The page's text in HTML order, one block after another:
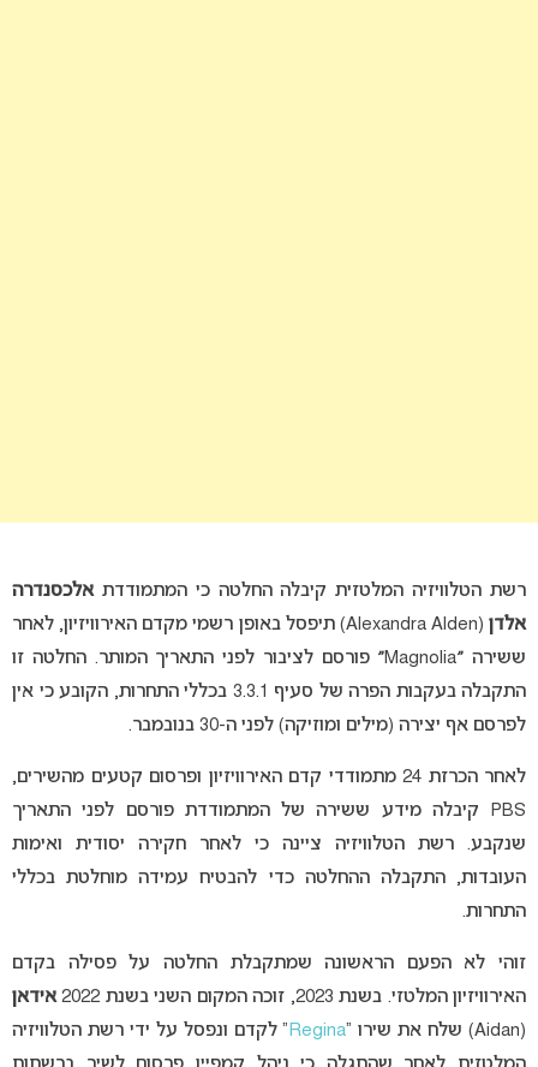
רשת הטלוויזיה המלטזית קיבלה החלטה כי המתמודדתאלכסנדרה
אלדן
(Alexandra Alden) תיפסל באופן רשמי מקדם האירוויזיון, לאחר
ששירה ״Magnolia״ פורסם לציבור לפני התאריך המותר. החלטה‎ זו
התקבלה בעקבות הפרה של סעיף 3.3.1 בכללי התחרות, הקובע כי אין
לפרסם אף יצירה (מילים ומוזיקה) לפני ה-30 בנובמבר.
לאחר הכרזת 24 מתמודדי קדם האירוויזיון ופרסום קטעים מהשירים,
PBS קיבלה מידע ששירה של המתמודדת פורסם לפני התאריך
שנקבע. רשת הטלוויזיה ציינה כי לאחר חקירה יסודית ואימות
העובדות, התקבלה ההחלטה כדי להבטיח עמידה מוחלטת בכללי
התחרות.
זוהי לא הפעם הראשונה שמתקבלת החלטה על פסילה בקדם
האירוויזיון המלטזי. בשנת 2023, זוכה המקום השני בשנת 2022
אידאן
(Aidan) שלח את שירו “
Regina
”לקדם ונפסל על ידי רשת הטלוויזיה